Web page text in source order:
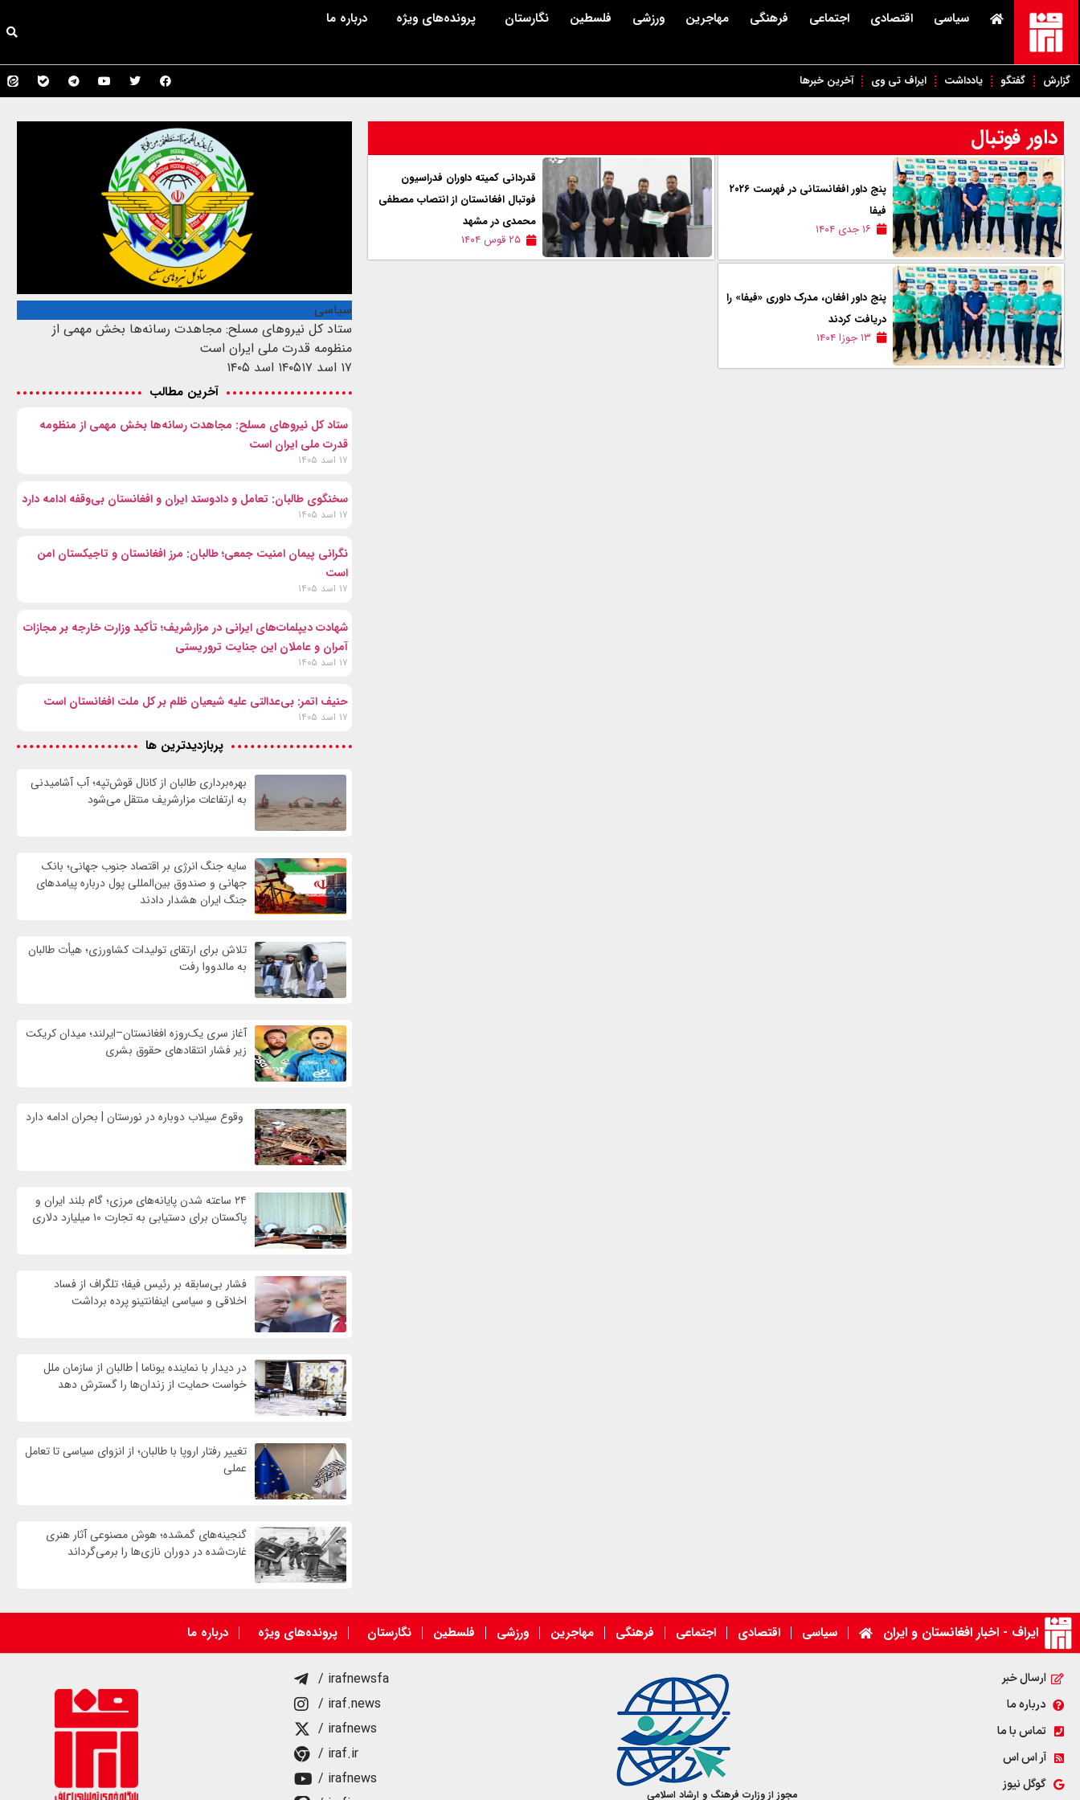
سیاسی اقتصادی اجتماعی فرهنگی مهاجرین ورزشی فلسطین نگارستان پرونده‌های ویژه درباره ما
گزارش گفتگو یادداشت ایراف تی وی آخرین خبرها
داور فوتبال
پنج داور افغانستانی در فهرست ۲۰۲۶
فیفا
۱۶ جدی ۱۴۰۴
قدردانی کمیته داوران فدراسیون
فوتبال افغانستان از انتصاب مصطفی
محمدی در مشهد
۲۵ قوس ۱۴۰۴
پنج داور افغان، مدرک داوری «فیفا» را
دریافت کردند
۱۳ جوزا ۱۴۰۴
سیاسی
ستاد کل نیروهای مسلح: مجاهدت رسانه‌ها بخش مهمی از
منظومه قدرت ملی ایران است
۱۷ اسد ۱۴۰۵
۱۷ اسد ۱۴۰۵
آخرین مطالب
ستاد کل نیروهای مسلح: مجاهدت رسانه‌ها بخش مهمی از منظومه
قدرت ملی ایران است
۱۷ اسد ۱۴۰۵
سخنگوی طالبان: تعامل و دادوستد ایران و افغانستان بی‌وقفه ادامه دارد
۱۷ اسد ۱۴۰۵
نگرانی پیمان امنیت جمعی؛ طالبان: مرز افغانستان و تاجیکستان امن
است
۱۷ اسد ۱۴۰۵
شهادت‌ دیپلمات‌های ایرانی در مزارشریف؛ تأکید وزارت خارجه بر مجازات
آمران و عاملان این جنایت تروریستی
۱۷ اسد ۱۴۰۵
حنیف اتمر: بی‌عدالتی علیه شیعیان ظلم بر کل ملت افغانستان است
۱۷ اسد ۱۴۰۵
پربازدیدترین ها
بهره‌برداری طالبان از کانال قوش‌تپه؛ آب آشامیدنی
به ارتفاعات مزارشریف منتقل می‌شود
سایه جنگ انرژی بر اقتصاد جنوب جهانی؛ بانک
جهانی و صندوق بین‌المللی پول درباره پیامدهای
جنگ ایران هشدار دادند
تلاش برای ارتقای تولیدات کشاورزی؛ هیأت طالبان
به مالدووا رفت
آغاز سری یک‌روزه افغانستان–ایرلند؛ میدان کریکت
زیر فشار انتقادهای حقوق بشری
وقوع سیلاب دوباره در نورستان | بحران ادامه دارد
۲۴ ساعته شدن پایانه‌های مرزی؛ گام بلند ایران و
پاکستان برای دستیابی به تجارت ۱۰ میلیارد دلاری
فشار بی‌سابقه بر رئیس فیفا؛ تلگراف از فساد
اخلاقی و سیاسی اینفانتینو پرده برداشت
در دیدار با نماینده یوناما | طالبان از سازمان ملل
خواست حمایت از زندان‌ها را گسترش دهد
تغییر رفتار اروپا با طالبان؛ از انزوای سیاسی تا تعامل
عملی
گنجینه‌های گمشده؛ هوش مصنوعی آثار هنری
غارت‌شده در دوران نازی‌ها را برمی‌گرداند
ایراف - اخبار افغانستان و ایران سیاسی اقتصادی اجتماعی فرهنگی مهاجرین ورزشی فلسطین نگارستان پرونده‌های ویژه درباره ما
ارسال خبر
درباره ما
تماس با ما
آر اس اس
گوگل نیوز
مجوز از وزارت فرهنگ و ارشاد اسلامی
/ irafnewsfa
/ iraf.news
/ irafnews
/ iraf.ir
/ irafnews